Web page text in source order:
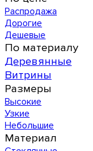
Распродажа
Дорогие
Дешевые
По материалу
Деревянные
Витрины
Размеры
Высокие
Узкие
Небольшие
Материал